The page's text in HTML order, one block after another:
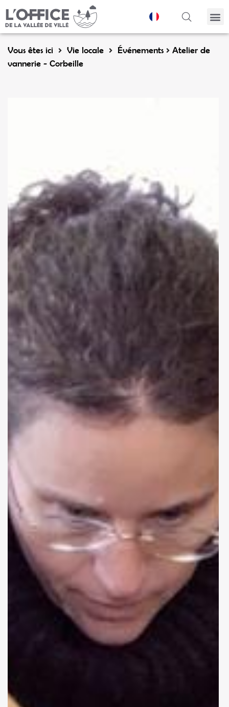
Vous êtes ici Vie locale Événements
Atelier de
vannerie - Corbeille
Panneau de gestion des cookies